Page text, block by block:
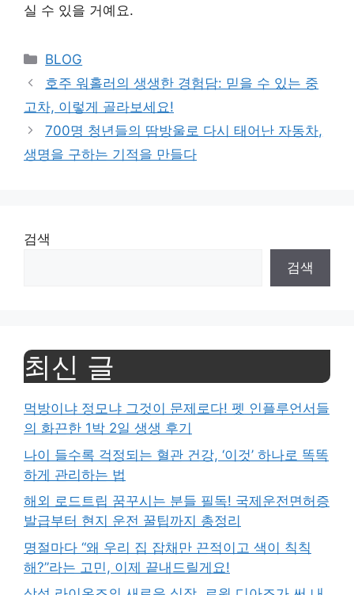
실 수 있을 거예요.
Categories
BLOG
호주 워홀러의 생생한 경험담: 믿을 수 있는 중
고차, 이렇게 골라보세요!
700명 청년들의 땀방울로 다시 태어난 자동차,
생명을 구하는 기적을 만들다
검색
검색
최신 글
먹방이냐 정모냐 그것이 문제로다! 펫 인플루언서들
의 화끈한 1박 2일 생생 후기
나이 들수록 걱정되는 혈관 건강, ‘이것’ 하나로 똑똑
하게 관리하는 법
해외 로드트립 꿈꾸시는 분들 필독! 국제운전면허증
발급부터 현지 운전 꿀팁까지 총정리
명절마다 “왜 우리 집 잡채만 끈적이고 색이 칙칙
해?”라는 고민, 이제 끝내드릴게요!